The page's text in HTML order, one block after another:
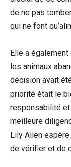
de ne pas
qui ne font
Elle a
les animaux
décision avait
priorité était le
responsabilité et
meilleure
Lily Allen
de vérifier et de